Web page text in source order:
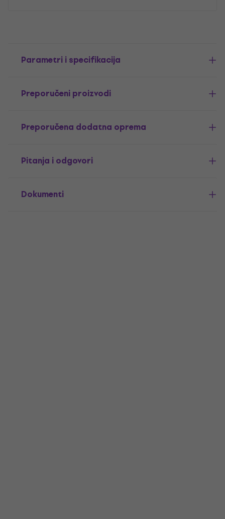
Parametri i specifikacija
Preporučeni proizvodi
Preporučena dodatna oprema
Pitanja i odgovori
Dokumenti